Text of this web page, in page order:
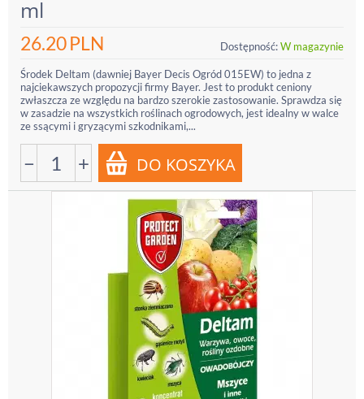
ml
26.20PLN Dostępność:W magazynie
Środek Deltam (dawniej Bayer Decis Ogród 015EW) to jedna z
najciekawszych propozycji firmy Bayer. Jest to produkt ceniony
zwłaszcza ze względu na bardzo szerokie zastosowanie. Sprawdza się
w zasadzie na wszystkich roślinach ogrodowych, jest idealny w walce
ze ssącymi i gryzącymi szkodnikami,...
− +